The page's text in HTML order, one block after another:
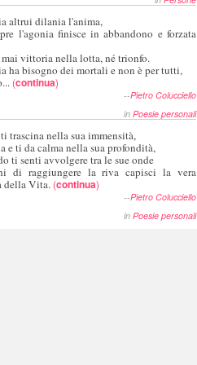
altrui dilania l'anima,
l'agonia finisce in abbandono e forzata
mai vittoria nella lotta, né trionfo.
ha bisogno dei mortali e non è per tutti,
(continua)
--Pietro Colucciello
in Poesie personali
trascina nella sua immensità,
e ti da calma nella sua profondità,
ti senti avvolgere tra le sue onde
di raggiungere la riva capisci la vera
della Vita. (continua)
--Pietro Colucciello
in Poesie personali